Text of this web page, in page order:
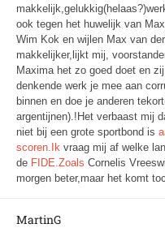
ook tegen het huwelijk van
Wim Kok en wijlen Max van
makkelijker,lijkt mij,
Maxima het zo goed doet en
denkende werk je mee aan
binnen en doe je anderen
argentijnen).!Het verbaast mij
niet bij een grote sportbond is
scoren.Ik vraag mij af welke
de FIDE.Zoals Cornelis
morgen beter,maar het komt
MartinG